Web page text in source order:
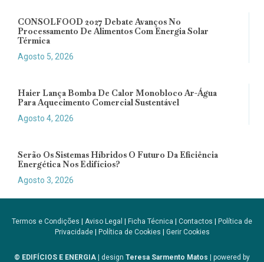
CONSOLFOOD 2027 Debate Avanços No
Processamento De Alimentos Com Energia Solar
Térmica
Agosto 5, 2026
Haier Lança Bomba De Calor Monobloco Ar-Água
Para Aquecimento Comercial Sustentável
Agosto 4, 2026
Serão Os Sistemas Híbridos O Futuro Da Eficiência
Energética Nos Edifícios?
Agosto 3, 2026
Termos e Condições Aviso Legal Ficha Técnica Contactos
Política de
Privacidade| Política de Cookies Gerir Cookies
© EDIFÍCIOS E ENERGIA | design Teresa Sarmento Matos | powered by